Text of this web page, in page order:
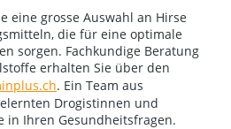
eine grosse Auswahl an Hirse
die für eine optimale
sorgen. Fachkundige Beratung
erhalten Sie über den
. Ein Team aus
Drogistinnen und
in Ihren Gesundheitsfragen.